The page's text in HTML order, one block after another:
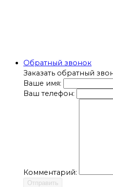
Обратный звонок
Заказать обратный
Ваше имя:
Ваш телефон:
Комментарий:
Отправить